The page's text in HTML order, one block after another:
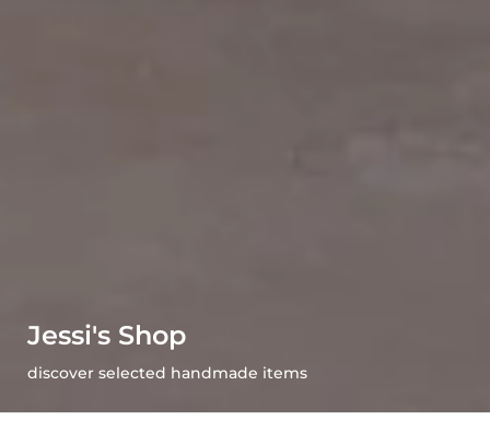
Jessi's Shop
discover selected handmade items